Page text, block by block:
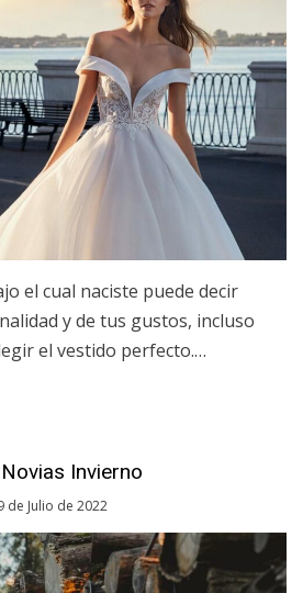
el cual naciste puede decir
y de tus gustos, incluso
el vestido perfecto.…
Invierno
de Julio de 2022